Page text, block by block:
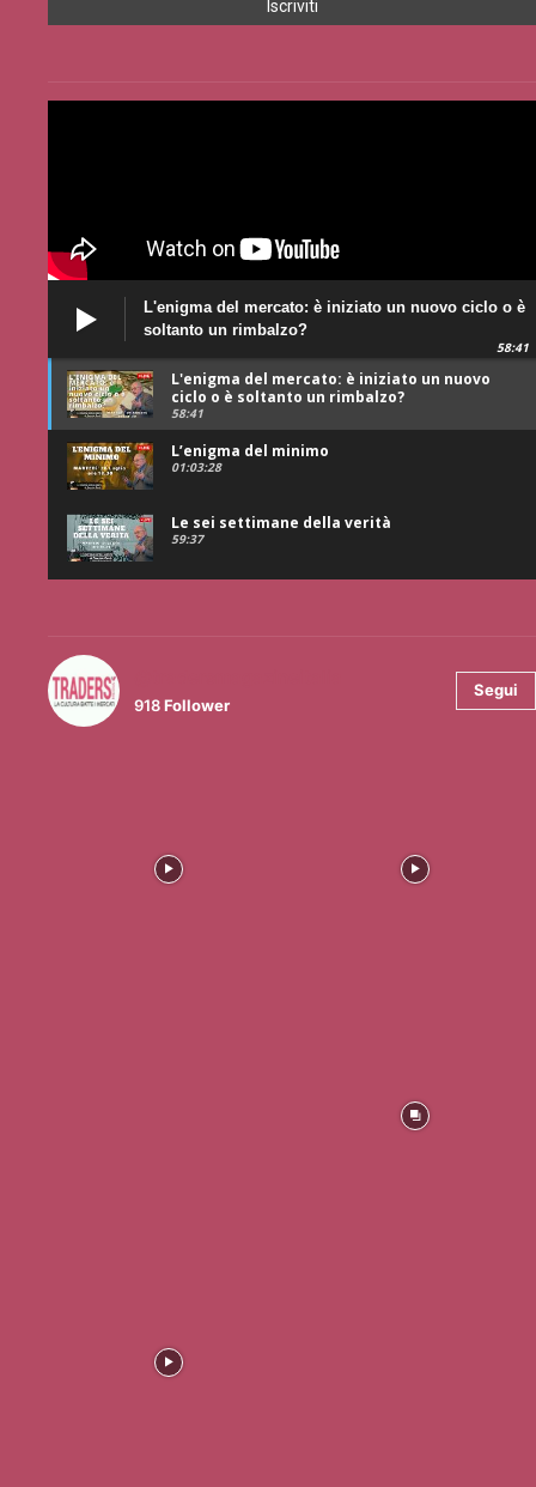
L'enigma del mercato: è iniziato un nuovo ciclo o è
soltanto un rimbalzo?
58:41
L'enigma del mercato: è iniziato un nuovo
ciclo o è soltanto un rimbalzo?
58:41
L’enigma del minimo
01:03:28
Le sei settimane della verità
59:37
918Follower
Segui